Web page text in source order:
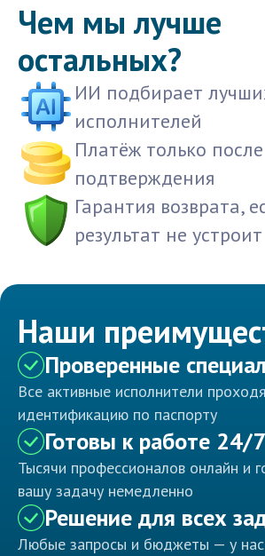
Чем мы лучше
остальных?
ИИ подбирает
исполнителей
Платёж только после
подтверждения
Гарантия возврата,
результат не устроит
Наши
Проверенные
Все активные исполнители
идентификацию по паспорту
Готовы к работе 24/7
Тысячи профессионалов онлайн и
вашу задачу немедленно
Решение для всех
Любые запросы и бюджеты — у нас